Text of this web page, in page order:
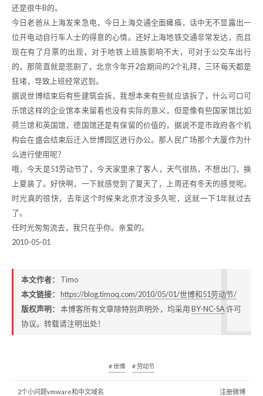
还是很牛B的。
今日老爸从上海发来急电，今日上海交通全面瘫痪，话中无不显露出一
位开电动自行车人士的得意的心情。还好上海地铁交通非常发达，而且
现在有了月票的出现，对于地铁上班族影响不大，可对于公交车出行
的，那简直就是悲剧了，北京今年开2会期间的2个礼拜，三环每天都是
狂堵，导致上班经常迟到。
据说世博结束后有些建筑会拆，我想本来有些就应该拆了，什么可口可
乐馆这样的企业馆本来留着也没有实际的意义，但是像有些国家馆比如
荷兰馆和英国馆，德国馆还是有保留的价值的，据说不是市政府各个机
构会在盛会结束后迁入世博园区进行办公。那人民广场那个大厦作为什
么进行使用呢？
哦，今天是51劳动节了，今天家里来了客人，天气很热，不想出门，换
上夏装了。好快啊，一下就感觉到了夏天了，上周还有冬天的感觉呢。
时光真的很快，去年这个时候来北京才没多久呢，这就一下1年就过去
了。
任时光匆匆流去，我只在乎你。亲爱的。
2010-05-01
本文作者： Timo
本文链接：
https://blog.timoq.com/2010/05/01/世博和51劳动节/
版权声明： 本博客所有文章除特别声明外，均采用BY-NC-SA许可
协议。转载请注明出处！
# 世博 # 劳动节
2个小问题vmware和中文域名 注册微博